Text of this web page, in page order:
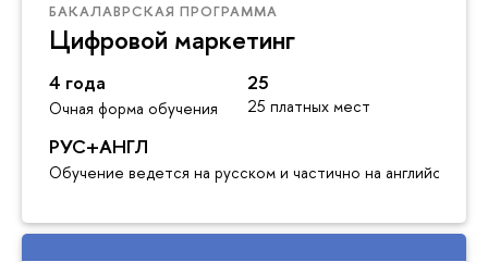
БАКАЛАВРСКАЯ ПРОГРАММА
Цифровой маркетинг
4 года
Очная форма обучения
25
25 платных мест
РУС+АНГЛ
Обучение ведется на русском и частично на английском